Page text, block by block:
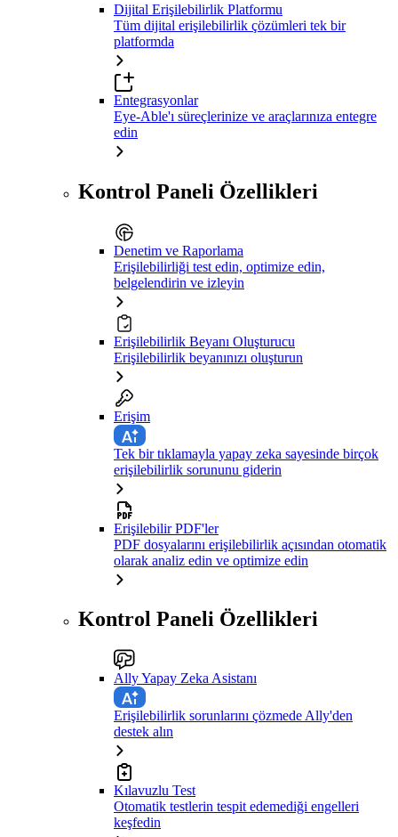
Dijital Erişilebilirlik Platformu
Tüm dijital erişilebilirlik çözümleri tek bir
platformda
Entegrasyonlar
Eye-Able'ı süreçlerinize ve araçlarınıza entegre
edin
Kontrol Paneli Özellikleri
Denetim ve Raporlama
Erişilebilirliği test edin, optimize edin,
belgelendirin ve izleyin
Erişilebilirlik Beyanı Oluşturucu
Erişilebilirlik beyanınızı oluşturun
Erişim
Tek bir tıklamayla yapay zeka sayesinde birçok
erişilebilirlik sorununu giderin
Erişilebilir PDF'ler
PDF dosyalarını erişilebilirlik açısından otomatik
olarak analiz edin ve optimize edin
Kontrol Paneli Özellikleri
Ally Yapay Zeka Asistanı
Erişilebilirlik sorunlarını çözmede Ally'den
destek alın
Kılavuzlu Test
Otomatik testlerin tespit edemediği engelleri
keşfedin